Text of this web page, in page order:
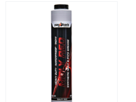
har
flere
varianter.
Alternativene
kan
velges